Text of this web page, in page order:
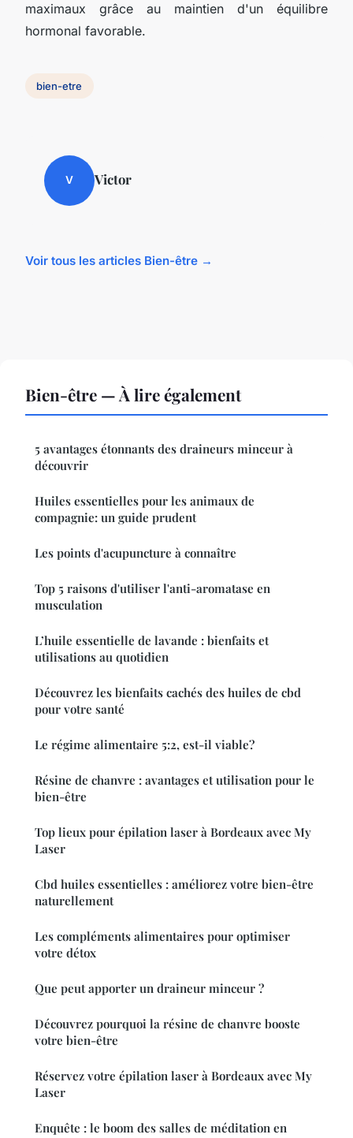
maximaux grâce au maintien d'un équilibre
hormonal favorable.
bien-etre
V Victor
Voir tous les articles Bien-être →
Bien-être — À lire également
5 avantages étonnants des draineurs minceur à
découvrir
Huiles essentielles pour les animaux de
compagnie: un guide prudent
Les points d'acupuncture à connaître
Top 5 raisons d'utiliser l'anti-aromatase en
musculation
L’huile essentielle de lavande : bienfaits et
utilisations au quotidien
Découvrez les bienfaits cachés des huiles de cbd
pour votre santé
Le régime alimentaire 5:2, est-il viable?
Résine de chanvre : avantages et utilisation pour le
bien-être
Top lieux pour épilation laser à Bordeaux avec My
Laser
Cbd huiles essentielles : améliorez votre bien-être
naturellement
Les compléments alimentaires pour optimiser
votre détox
Que peut apporter un draineur minceur ?
Découvrez pourquoi la résine de chanvre booste
votre bien-être
Réservez votre épilation laser à Bordeaux avec My
Laser
Enquête : le boom des salles de méditation en